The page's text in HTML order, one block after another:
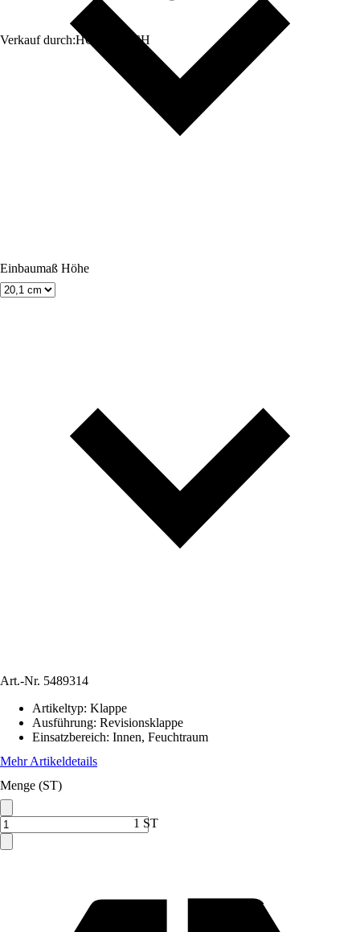
Verkauf durch:HORNBACH
Einbaumaß Höhe
Art.-Nr. 5489314
Artikeltyp: Klappe
Ausführung: Revisionsklappe
Einsatzbereich: Innen, Feuchtraum
Mehr Artikeldetails
Menge (ST)
1 ST